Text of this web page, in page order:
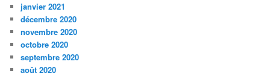
janvier 2021
décembre 2020
novembre 2020
octobre 2020
septembre 2020
août 2020